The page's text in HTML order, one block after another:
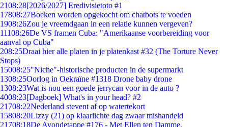
2108:28[2026/2027] Eredivisietoto #1
17808:27Boeken worden opgekocht om chatbots te voeden
1908:26Zou je vreemdgaan in een relatie kunnen vergeven?
11108:26De VS framen Cuba: "Amerikaanse voorbereiding voor
aanval op Cuba"
208:25Draai hier alle platen in je platenkast #32 (The Torture Never
Stops)
15008:25"Niche"-historische producten in de supermarkt
1308:25Oorlog in Oekraïne #1318 Drone baby drone
1308:23Wat is nou een goede jerrycan voor in de auto ?
4008:23[Dagboek] What's in your head? #2
21708:22Nederland stevent af op watertekort
15808:20Lizzy (21) op klaarlichte dag zwaar mishandeld
21708:18De Avondetappe #176 - Met Ellen ten Damme.